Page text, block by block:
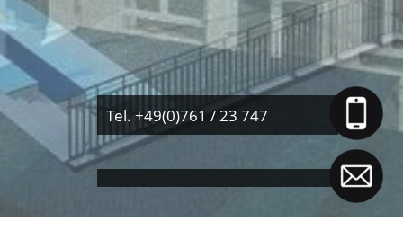
Tel. +49(0)761 / 23 747